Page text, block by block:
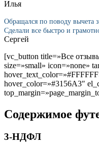
Илья
Обращался по поводу вычета
Сделали все быстро и
Сергей
[vc_button title=»Все
size=»small» icon=»none»
hover_color=»#3156A3″
Содержимое
3-НДФЛ